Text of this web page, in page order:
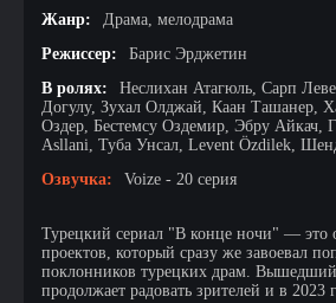
Жанр:
Драма, мелодрама
Режиссер:
Барис Эрджетин
В ролях:
Неслихан Атагюль, Сарп
Догулу, Зухал Олджай, Каан Ташанер,
Оздер, Бестемсу Оздемир, Эбру Айкач,
Asllani, Туба Унсал, Levent Özdilek,
Озвучка:
Voize - 20 серия
Турецкий сериал "В конце ночи" — это
проектов, который сразу же завоевал
поклонников турецких драм.
продолжает радовать зрителей и в 2023